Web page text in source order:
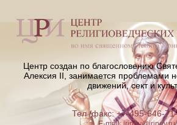
Центр создан по благословению
Алексия II, занимается проблемами
движений, сект и
Тел./факс: +7-495-646-